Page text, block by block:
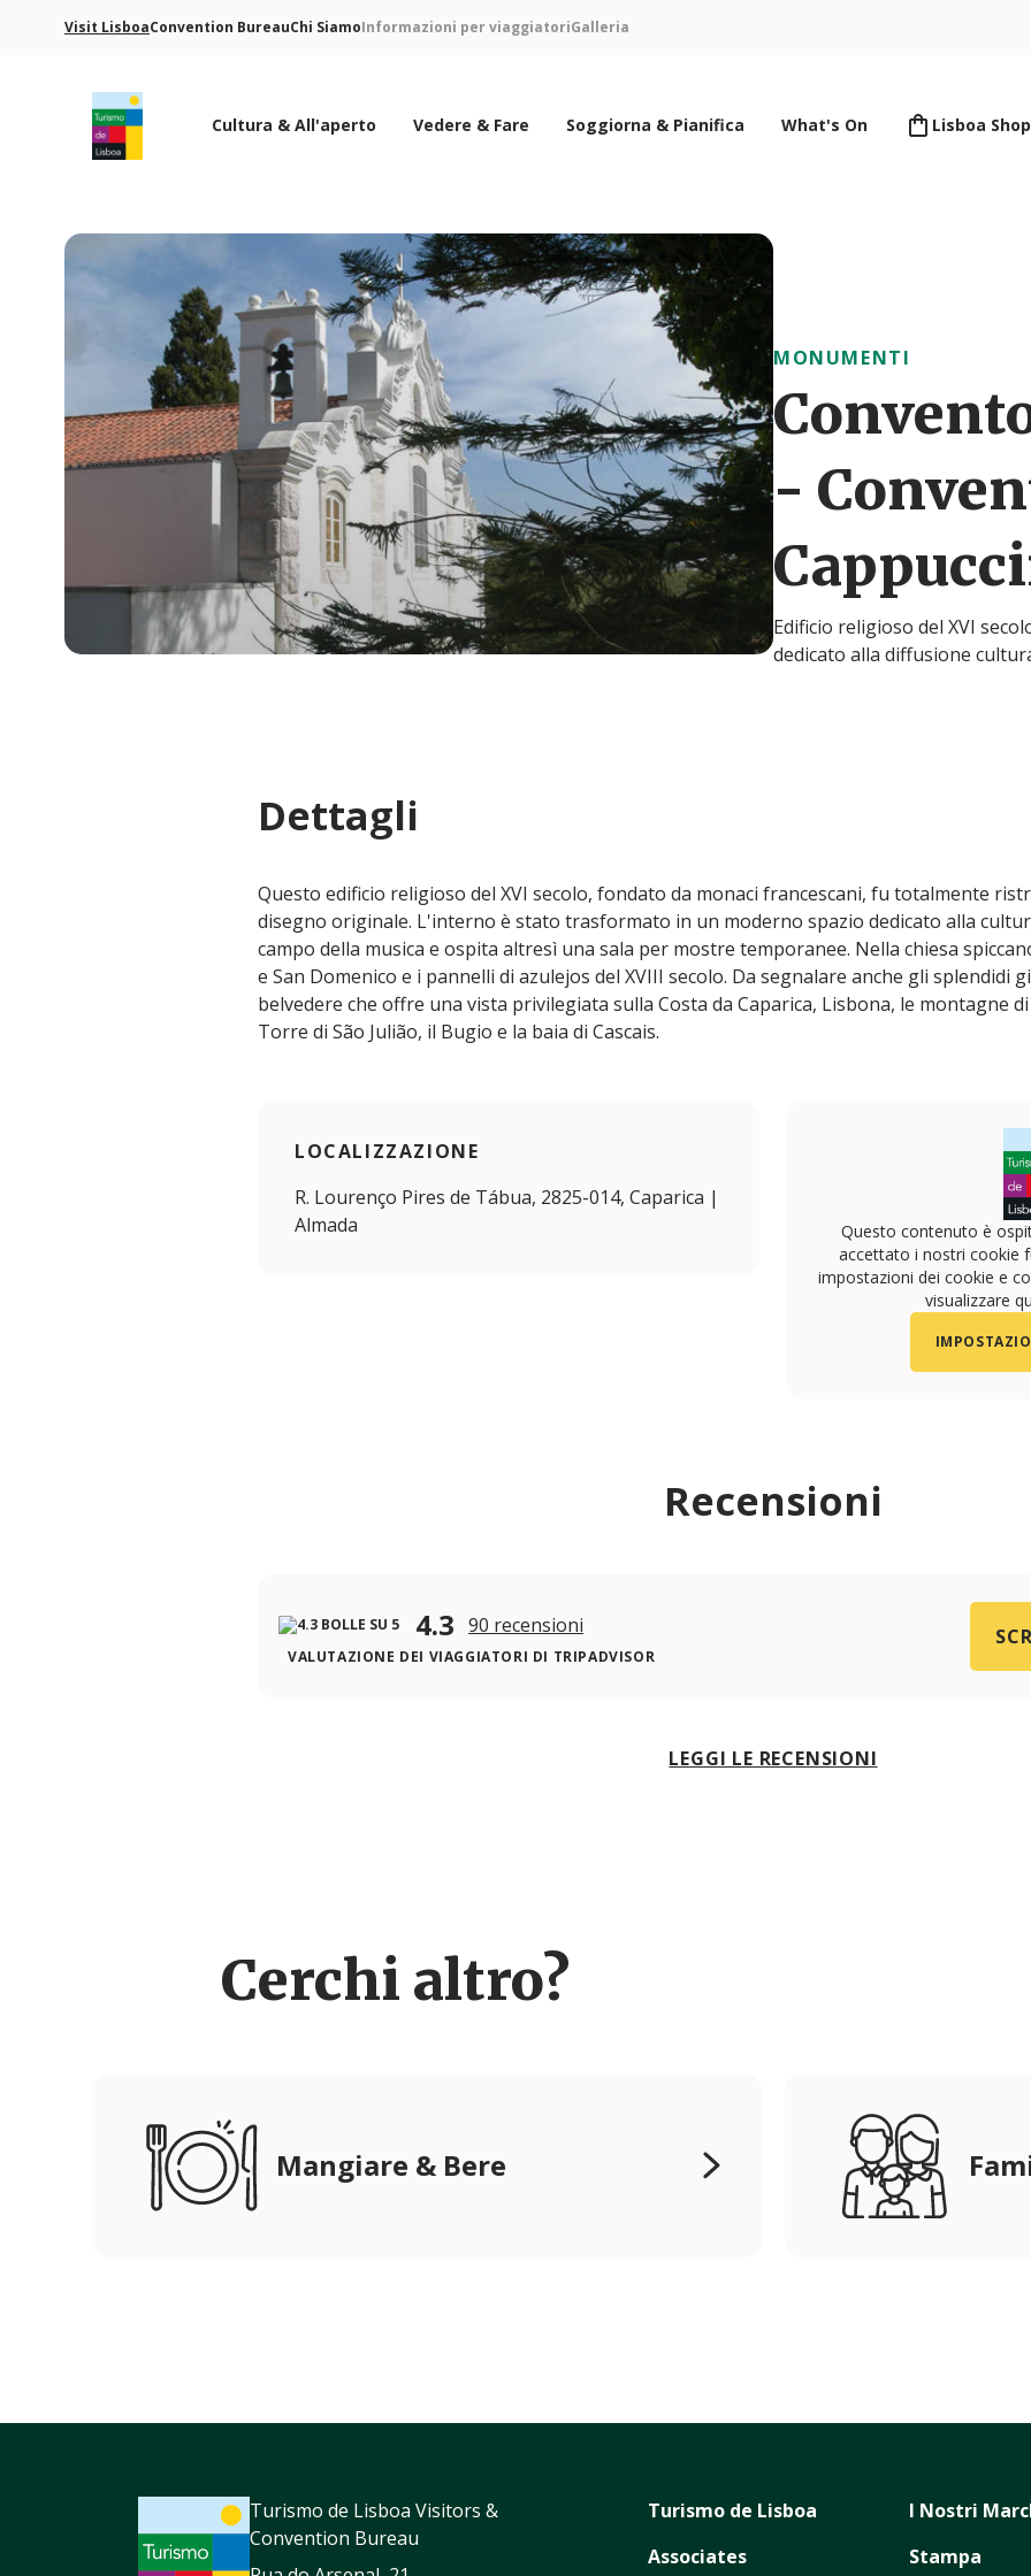
Visit LisboaConvention BureauChi SiamoInformazioni per viaggiatoriGalleria
Cultura & All'aperto Vedere & Fare Soggiorna & Pianifica What's On Lisboa Shop
MONUMENTI
-
Edificio religioso del XVI
dedicato alla diffusione
Dettagli
Questo edificio religioso del XVI secolo, fondato da monaci francescani, fu totalmente
disegno originale. L'interno è stato trasformato in un moderno spazio dedicato alla
campo della musica e ospita altresì una sala per mostre temporanee. Nella chiesa
e San Domenico e i pannelli di azulejos del XVIII secolo. Da segnalare anche gli splendidi
belvedere che offre una vista privilegiata sulla Costa da Caparica, Lisbona, le montagne
Torre di São Julião, il Bugio e la baia di Cascais.
LOCALIZZAZIONE
R. Lourenço Pires de Tábua, 2825-014, Caparica |
Almada
Questo contenuto è
accettato i nostri cookie
impostazioni dei cookie e
visualizzare
Recensioni
4.3 90 recensioni
VALUTAZIONE DEI VIAGGIATORI DI TRIPADVISOR
LEGGI LE RECENSIONI
Cerchi altro?
Mangiare & Bere
Turismo de Lisboa Visitors &
Convention Bureau
Turismo de Lisboa
Associates
I Nostri
Stampa